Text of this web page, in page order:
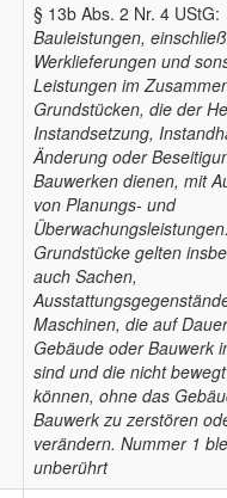
§ 13b Abs. 2 Nr. 4 UStG:
Bauleistungen,
Werklieferungen und
Leistungen im
Grundstücken, die der
Instandsetzung,
Änderung oder
Bauwerken dienen, mit
von Planungs- und
Grundstücke gelten
auch Sachen,
Maschinen, die auf
Gebäude oder Bauwerk
sind und die nicht
können, ohne das
Bauwerk zu zerstören
verändern. Nummer 1
unberührt